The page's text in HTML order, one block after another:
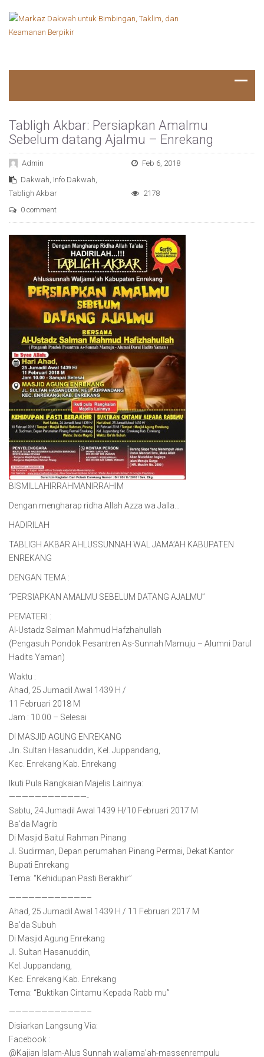
Tabligh Akbar: Persiapkan Amalmu
Sebelum datang Ajalmu – Enrekang
Admin
Feb 6, 2018
Dakwah, Info Dakwah,
Tabligh Akbar
2178
0 comment
BISMILLAHIRRAHMANIRRAHIM
Dengan mengharap ridha Allah Azza wa Jalla…
HADIRILAH
TABLIGH AKBAR AHLUSSUNNAH WAL JAMA’AH KABUPATEN
ENREKANG
DENGAN TEMA :
“PERSIAPKAN AMALMU SEBELUM DATANG AJALMU”
PEMATERI :
Al-Ustadz Salman Mahmud Hafzhahullah
(Pengasuh Pondok Pesantren As-Sunnah Mamuju – Alumni Darul
Hadits Yaman)
Waktu :
Ahad, 25 Jumadil Awal 1439 H /
11 Februari 2018 M
Jam : 10.00 – Selesai
DI MASJID AGUNG ENREKANG
Jln. Sultan Hasanuddin, Kel. Juppandang,
Kec. Enrekang Kab. Enrekang
Ikuti Pula Rangkaian Majelis Lainnya:
————————————-
Sabtu, 24 Jumadil Awal 1439 H/10 Februari 2017 M
Ba’da Magrib
Di Masjid Baitul Rahman Pinang
Jl. Sudirman, Depan perumahan Pinang Permai, Dekat Kantor
Bupati Enrekang
Tema: “Kehidupan Pasti Berakhir”
————————————–
Ahad, 25 Jumadil Awal 1439 H / 11 Februari 2017 M
Ba’da Subuh
Di Masjid Agung Enrekang
Jl. Sultan Hasanuddin,
Kel. Juppandang,
Kec. Enrekang Kab. Enrekang
Tema: “Buktikan Cintamu Kepada Rabb mu”
————————————–
Disiarkan Langsung Via:
Facebook :
@Kajian Islam-Alus Sunnah waljama’ah-massenrempulu